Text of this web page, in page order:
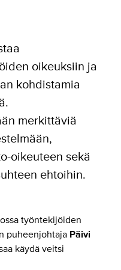
oikeuksiin ja
kohdistamia
merkittäviä
oikeuteen sekä
ehtoihin.
työntekijöiden
puheenjohtaja Päivi
käydä veitsi